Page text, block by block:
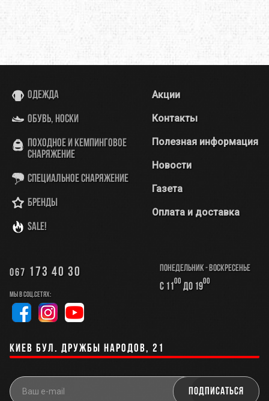
Одежда
Обувь, носки
Походное и кемпинговое
снаряжение
Специальное снаряжение
Бренды
SALE!
Акции
Контакты
Полезная информация
Новости
Газета
Оплата и доставка
067 173 40 30
Мы в соц.сетях:
Понедельник - Воскресенье
с 1100 до 1900
Киев бул. Дружбы Народов, 21